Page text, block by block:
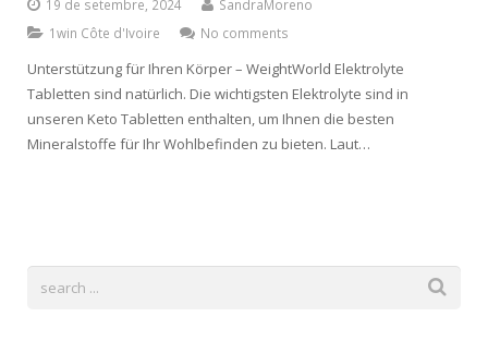
19 de setembre, 2024
SandraMoreno
1win Côte d'Ivoire
No comments
Unterstützung für Ihren Körper – WeightWorld Elektrolyte
Tabletten sind natürlich. Die wichtigsten Elektrolyte sind in
unseren Keto Tabletten enthalten, um Ihnen die besten
Mineralstoffe für Ihr Wohlbefinden zu bieten. Laut…